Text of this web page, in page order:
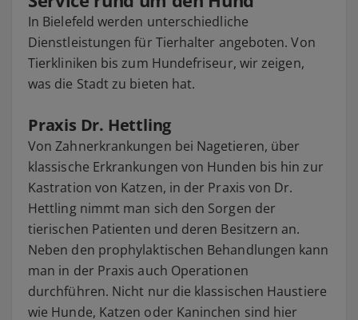
In Bielefeld werden unterschiedliche
Dienstleistungen für Tierhalter angeboten. Von
Tierkliniken bis zum Hundefriseur, wir zeigen,
was die Stadt zu bieten hat.
Praxis Dr. Hettling
Von Zahnerkrankungen bei Nagetieren, über
klassische Erkrankungen von Hunden bis hin zur
Kastration von Katzen, in der Praxis von Dr.
Hettling nimmt man sich den Sorgen der
tierischen Patienten und deren Besitzern an.
Neben den prophylaktischen Behandlungen kann
man in der Praxis auch Operationen
durchführen. Nicht nur die klassischen Haustiere
wie Hunde, Katzen oder Kaninchen sind hier